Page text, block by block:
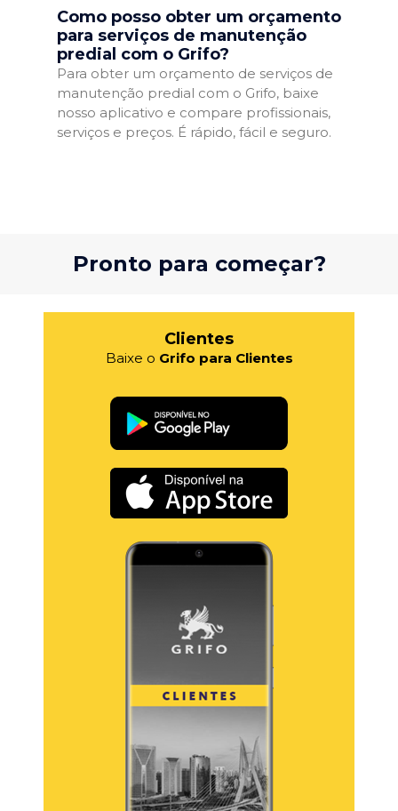
Como posso obter um orçamento
para serviços de manutenção
predial com o Grifo?
Para obter um orçamento de serviços de
manutenção predial com o Grifo, baixe
nosso aplicativo e compare profissionais,
serviços e preços. É rápido, fácil e seguro.
Pronto para começar?
Clientes
Baixe o Grifo para Clientes